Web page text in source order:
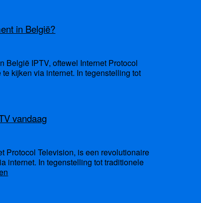
in België?
België IPTV, oftewel Internet Protocol
kijken via internet. In tegenstelling tot
vandaag
Protocol Television, is een revolutionaire
internet. In tegenstelling tot traditionele